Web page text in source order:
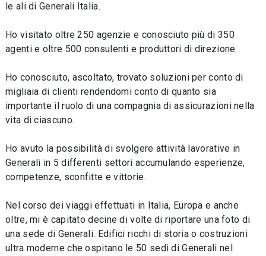
le ali di Generali Italia.
Ho visitato oltre 250 agenzie e conosciuto più di 350
agenti e oltre 500 consulenti e produttori di direzione.
Ho conosciuto, ascoltato, trovato soluzioni per conto di
migliaia di clienti rendendomi conto di quanto sia
importante il ruolo di una compagnia di assicurazioni nella
vita di ciascuno.
Ho avuto la possibilità di svolgere attività lavorative in
Generali in 5 differenti settori accumulando esperienze,
competenze, sconfitte e vittorie.
Nel corso dei viaggi effettuati in Italia, Europa e anche
oltre, mi è capitato decine di volte di riportare una foto di
una sede di Generali. Edifici ricchi di storia o costruzioni
ultra moderne che ospitano le 50 sedi di Generali nel